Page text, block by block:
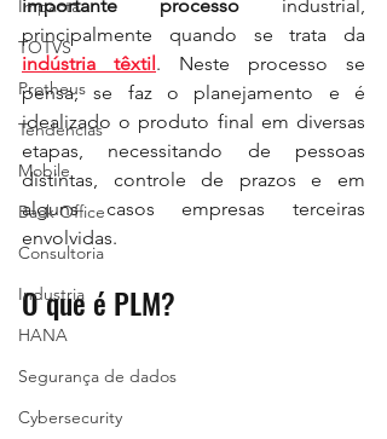
Impacta
TOTVS
Protheus
Tendencias
Mobile
Back Office
Consultoria
Industria
HANA
Segurança de dados
Cybersecurity
importante processo industrial,
indústria têxtil. Neste processo se
pensa, se faz o planejamento e é
idealizado o produto final em diversas
etapas, necessitando de pessoas
distintas, controle de prazos e em
alguns casos empresas terceiras
envolvidas.
O que é PLM?